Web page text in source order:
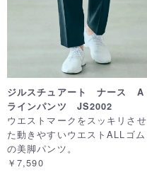
ジルスチュアート ナース A
ラインパンツ JS2002
ウエストマークをスッキリさせ
た動きやすいウエストALLゴム
の美脚パンツ。
￥7,590